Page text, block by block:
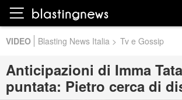
VIDEO Blasting News Italia > Tv e Gossip
Anticipazioni di Imma
puntata: Pietro cerca di